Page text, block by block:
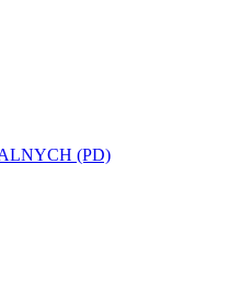
(PD)